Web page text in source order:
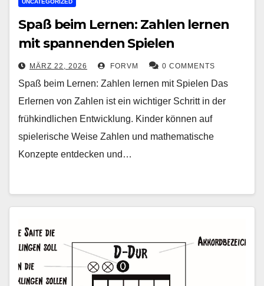
UNCATEGORIZED
Spaß beim Lernen: Zahlen lernen
mit spannenden Spielen
MÄRZ 22, 2026 FORVM 0 COMMENTS
Spaß beim Lernen: Zahlen lernen mit Spielen Das
Erlernen von Zahlen ist ein wichtiger Schritt in der
frühkindlichen Entwicklung. Kinder können auf
spielerische Weise Zahlen und mathematische
Konzepte entdecken und…